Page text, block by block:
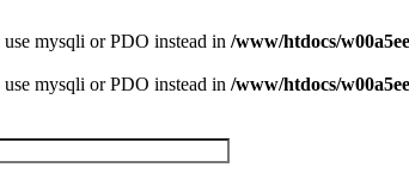
mysqli or PDO instead in /www/htdocs/
mysqli or PDO instead in /www/htdocs/